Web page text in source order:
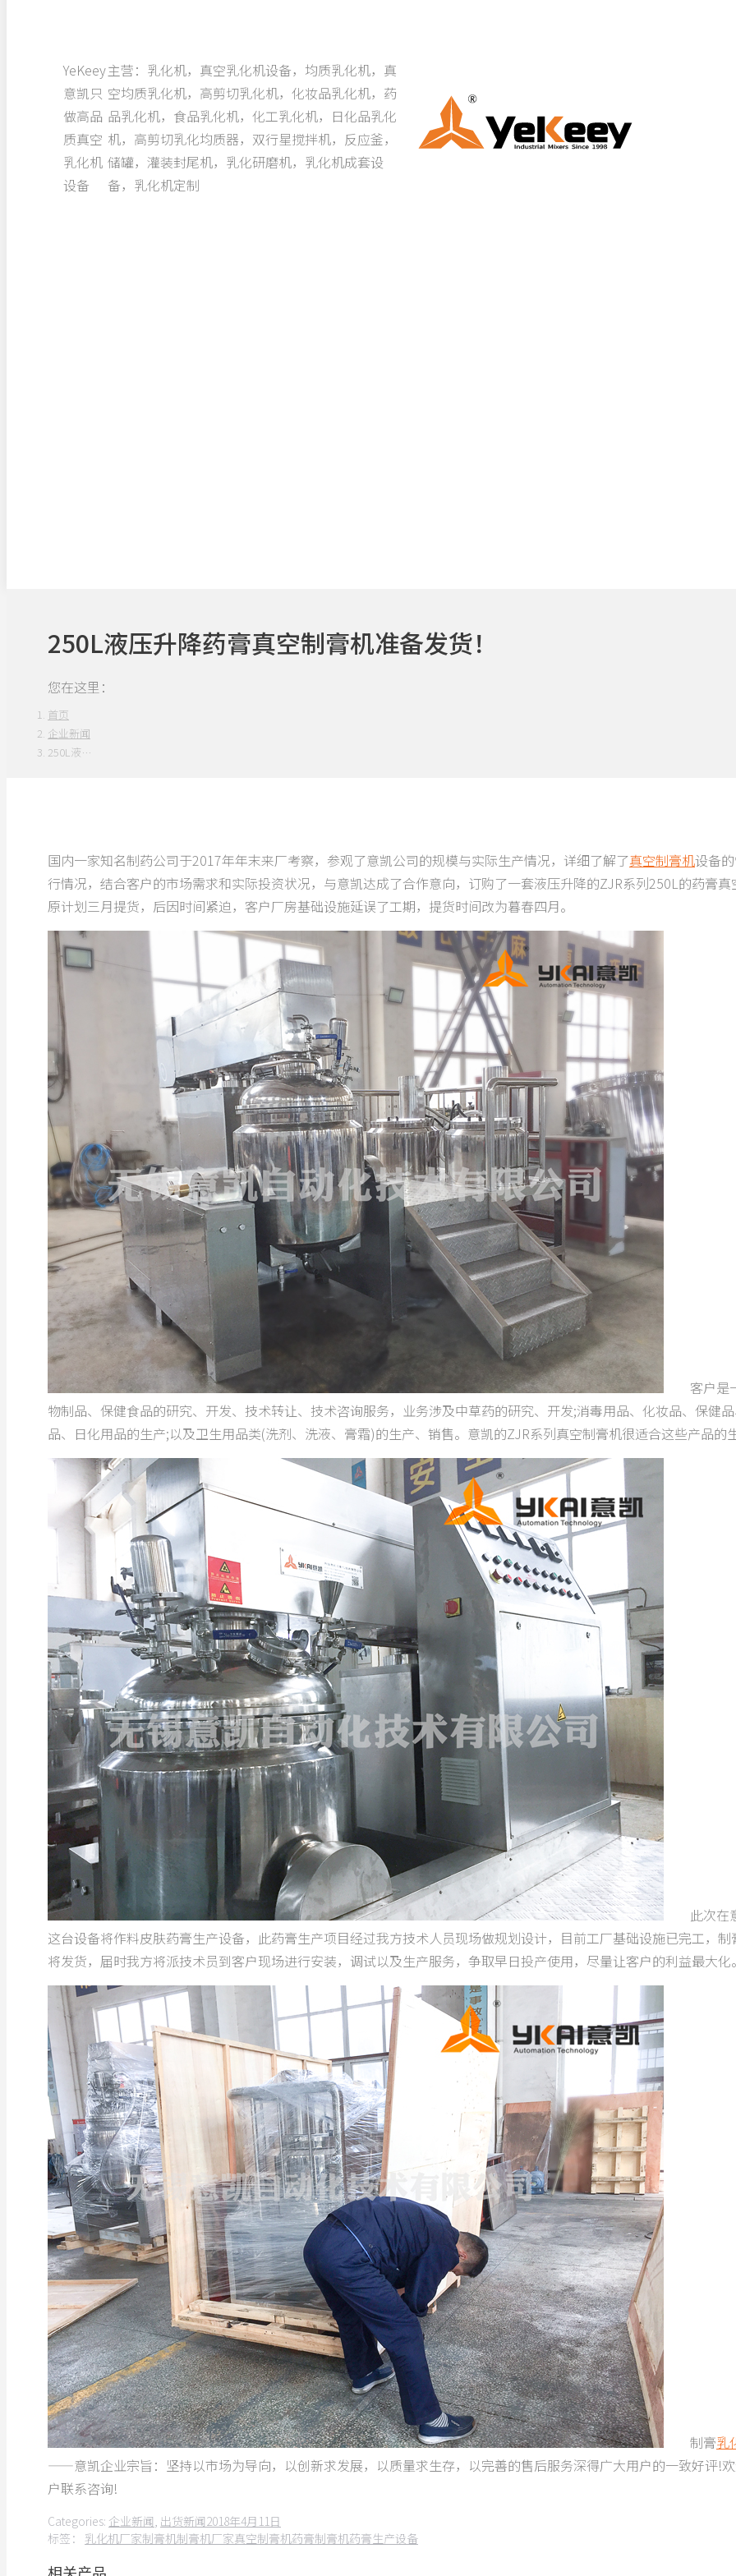
YeKeey
意凯只
做高品
质真空
乳化机
设备
主营：乳化机，真空乳化机设备，均质乳化机，真
空均质乳化机，高剪切乳化机，化妆品乳化机，药
品乳化机，食品乳化机，化工乳化机，日化品乳化
机，高剪切乳化均质器，双行星搅拌机，反应釜，
储罐，灌装封尾机，乳化研磨机，乳化机成套设
备，乳化机定制
250L液压升降药膏真空制膏机准备发货！
您在这里：
首页
企业新闻
250L液…
国内一家知名制药公司于2017年年末来厂考察，参观了意凯公司的规模与实际生产情况，详细了解了真空制膏机设备
行情况，结合客户的市场需求和实际投资状况，与意凯达成了合作意向，订购了一套液压升降的ZJR系列250L的药膏真
原计划三月提货，后因时间紧迫，客户厂房基础设施延误了工期，提货时间改为暮春四月。
客户是
物制品、保健食品的研究、开发、技术转让、技术咨询服务，业务涉及中草药的研究、开发;消毒用品、化妆品、保健
品、日化用品的生产;以及卫生用品类(洗剂、洗液、膏霜)的生产、销售。意凯的ZJR系列真空制膏机很适合这些产品的
此次在
这台设备将作料皮肤药膏生产设备，此药膏生产项目经过我方技术人员现场做规划设计，目前工厂基础设施已完工，制
将发货，届时我方将派技术员到客户现场进行安装，调试以及生产服务，争取早日投产使用，尽量让客户的利益最大化。
制膏乳
——意凯企业宗旨：坚持以市场为导向，以创新求发展，以质量求生存，以完善的售后服务深得广大用户的一致好评!
户联系咨询!
Categories: 企业新闻, 出货新闻2018年4月11日
标签： 乳化机厂家制膏机制膏机厂家真空制膏机药膏制膏机药膏生产设备